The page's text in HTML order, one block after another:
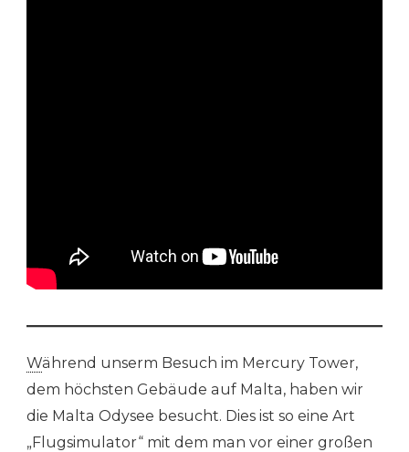
Während unserm Besuch im Mercury Tower,
dem höchsten Gebäude auf Malta, haben wir
die Malta Odysee besucht. Dies ist so eine Art
„Flugsimulator“ mit dem man vor einer großen